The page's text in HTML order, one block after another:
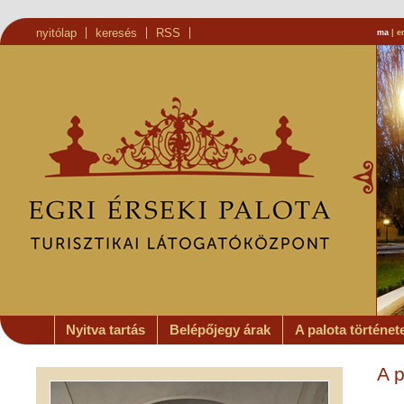
nyitólap keresés RSS ma
Nyitva tartás Belépőjegy árak A palota
A